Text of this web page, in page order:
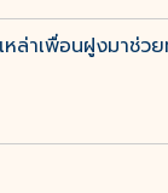
ล่าเพื่อนฝูงมาช่วย